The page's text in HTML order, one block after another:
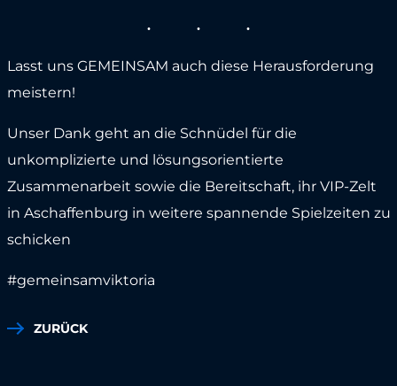
Lasst uns GEMEINSAM auch diese Herausforderung
meistern!
Unser Dank geht an die Schnüdel für die
unkomplizierte und lösungsorientierte
Zusammenarbeit sowie die Bereitschaft, ihr VIP-Zelt
in Aschaffenburg in weitere spannende Spielzeiten zu
schicken
#gemeinsamviktoria
ZURÜCK